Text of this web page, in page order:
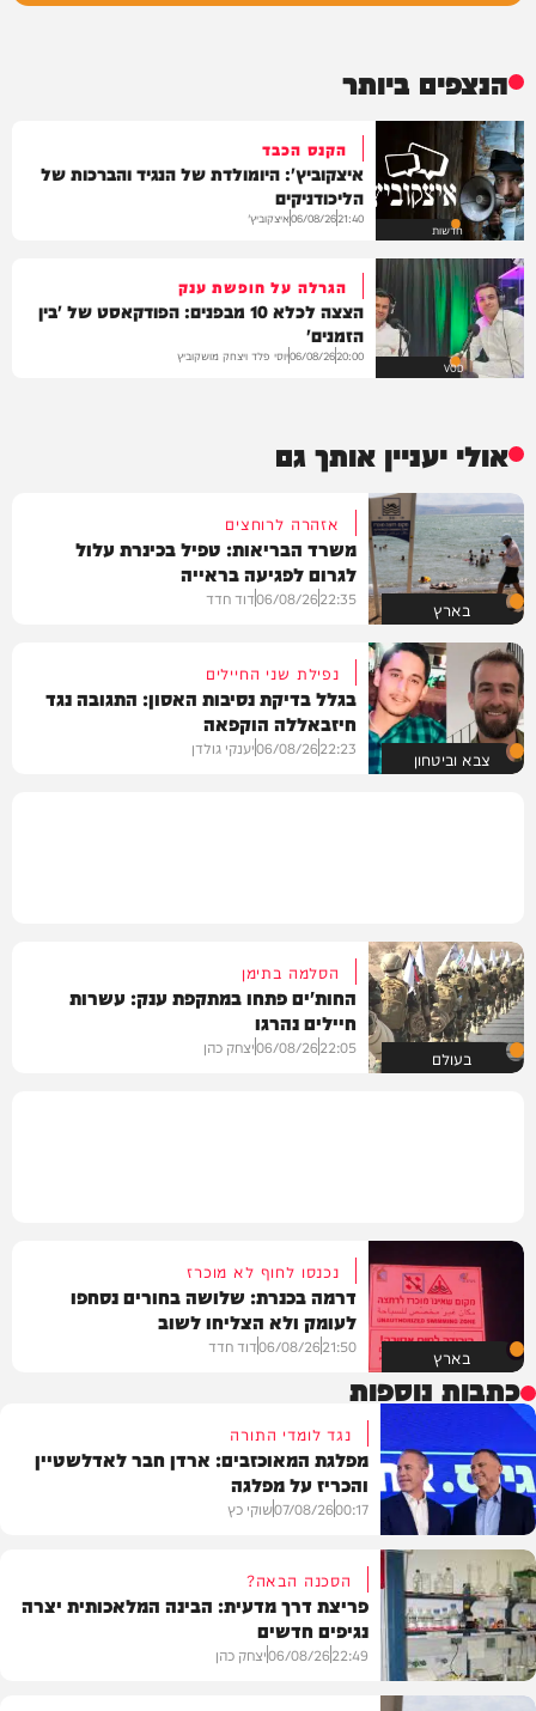
הנצפים ביותר
חדשות
הקנס הכבד
איצקוביץ': היומולדת של הנגיד והברכות של
הליכודניקים
21:40
06/08/26איצקוביץ'
VOD
הגרלה על חופשת ענק
הצצה לכלא 10 מבפנים: הפודקאסט של 'בין
הזמנים'
20:00
06/08/26יוסי פלד ויצחק מושקוביץ
אולי יעניין אותך גם
בארץ
אזהרה לרוחצים
משרד הבריאות: טפיל בכינרת עלול
לגרום לפגיעה בראייה
22:35
06/08/26דוד חדד
צבא וביטחון
נפילת שני החיילים
בגלל בדיקת נסיבות האסון: התגובה נגד
חיזבאללה הוקפאה
22:23
06/08/26יענקי גולדן
בעולם
הסלמה בתימן
החות'ים פתחו במתקפת ענק: עשרות
חיילים נהרגו
22:05
06/08/26יצחק כהן
בארץ
נכנסו לחוף לא מוכרז
דרמה בכנרת: שלושה בחורים נסחפו
לעומק ולא הצליחו לשוב
21:50
06/08/26דוד חדד
כתבות נוספות
פוליטי
נגד לומדי התורה
מפלגת המאוכזבים: ארדן חבר לאדלשטיין
והכריז על מפלגה
00:17
07/08/26שוקי כץ
הסכנה הבאה?
פריצת דרך מדעית: הבינה המלאכותית יצרה
נגיפים חדשים
22:49
06/08/26יצחק כהן